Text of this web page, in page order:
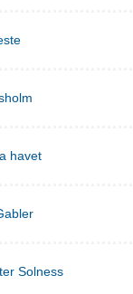
havet
Solness